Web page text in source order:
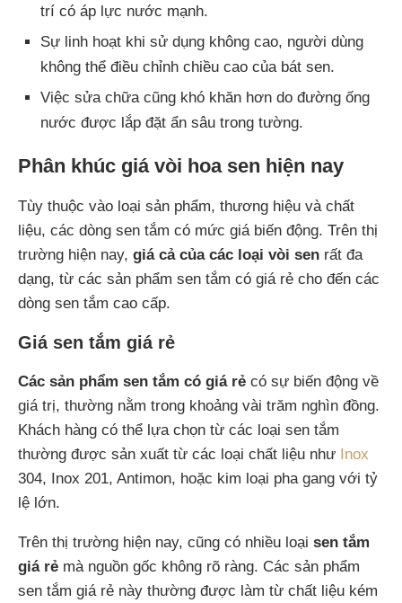
trí có áp lực nước mạnh.
Sự linh hoạt khi sử dụng không cao, người dùng
không thể điều chỉnh chiều cao của bát sen.
Việc sửa chữa cũng khó khăn hơn do đường ống
nước được lắp đặt ẩn sâu trong tường.
Phân khúc giá vòi hoa sen hiện nay
Tùy thuộc vào loại sản phẩm, thương hiệu và chất
liệu, các dòng sen tắm có mức giá biến động. Trên thị
trường hiện nay, giá cả của các loại vòi sen rất đa
dạng, từ các sản phẩm sen tắm có giá rẻ cho đến các
dòng sen tắm cao cấp.
Giá sen tắm giá rẻ
Các sản phẩm sen tắm có giá rẻ có sự biến động về
giá trị, thường nằm trong khoảng vài trăm nghìn đồng.
Khách hàng có thể lựa chọn từ các loại sen tắm
thường được sản xuất từ các loại chất liệu như Inox
304, Inox 201, Antimon, hoặc kim loại pha gang với tỷ
lệ lớn.
Trên thị trường hiện nay, cũng có nhiều loại sen tắm
giá rẻ mà nguồn gốc không rõ ràng. Các sản phẩm
sen tắm giá rẻ này thường được làm từ chất liệu kém